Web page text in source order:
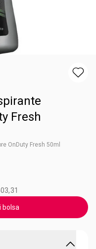
Fresh
OnDuty Fresh 50ml
11%
bolsa